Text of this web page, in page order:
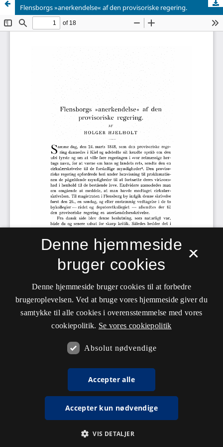
Flensborgs »anerkendelse« af den provisoriske regering.
×
Denne hjemmeside
bruger cookies
Denne hjemmeside bruger cookies til at forbedre
brugeroplevelsen. Ved at bruge vores hjemmeside giver du
samtykke til alle cookies i overensstemmelse med vores
cookiepolitik. Se vores cookiepolitik
Absolut nødvendige
Accepter alle
Accepter kun nødvendige
VIS DETALJER